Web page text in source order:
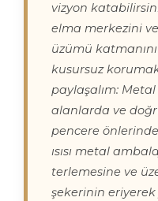
vizyon
elma merkezini
üzümü
kusursuz
paylaşalım:
alanlarda ve
pencere
ısısı metal
terlemesine ve
şekerinin